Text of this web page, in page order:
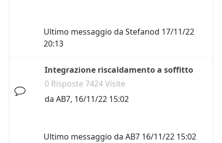
Ultimo messaggio da Stefanod 17/11/22
20:13
Integrazione riscaldamento a soffitto
0 Risposte 7424 Visite
da AB7, 16/11/22 15:02
Ultimo messaggio da AB7 16/11/22 15:02